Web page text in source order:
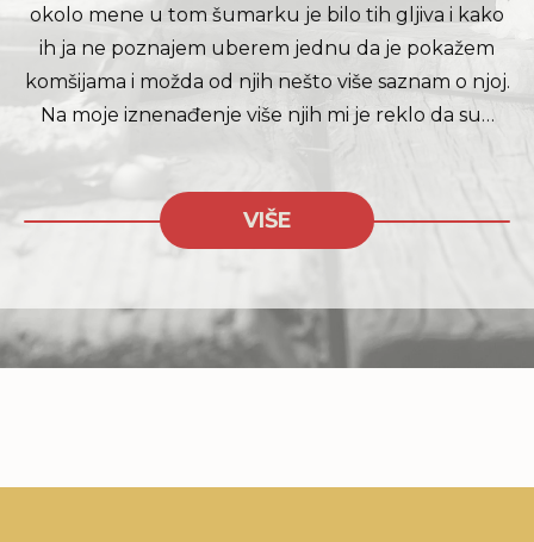
okolo mene u tom šumarku je bilo tih gljiva i kako
ih ja ne poznajem uberem jednu da je pokažem
komšijama i možda od njih nešto više saznam o njoj.
Na moje iznenađenje više njih mi je reklo da su…
VIŠE